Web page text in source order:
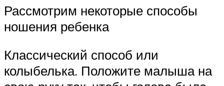
Рассмотрим некоторые способы
ношения ребенка
Классический способ или
колыбелька. Положите малыша на